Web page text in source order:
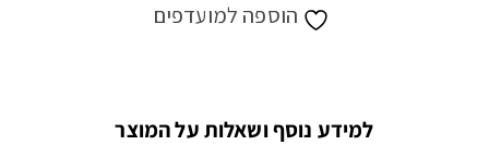
הוספה למועדפים
למידע נוסף ושאלות על המוצר